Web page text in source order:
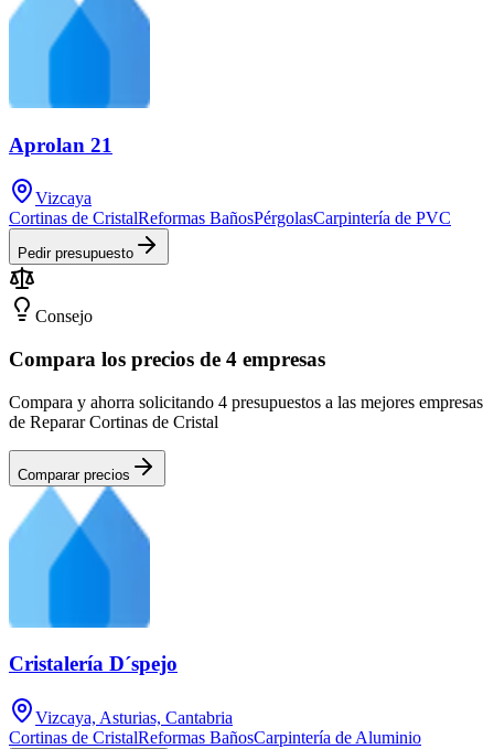
Aprolan 21
Vizcaya
Cortinas de CristalReformas BañosPérgolasCarpintería de PVC
Pedir presupuesto
Consejo
Compara los precios de 4 empresas
Compara y ahorra solicitando 4 presupuestos a las mejores empresas
de Reparar Cortinas de Cristal
Comparar precios
Cristalería D´spejo
Vizcaya, Asturias, Cantabria
Cortinas de CristalReformas BañosCarpintería de Aluminio